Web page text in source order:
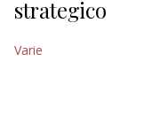
NAUTICA
strategico
Varie